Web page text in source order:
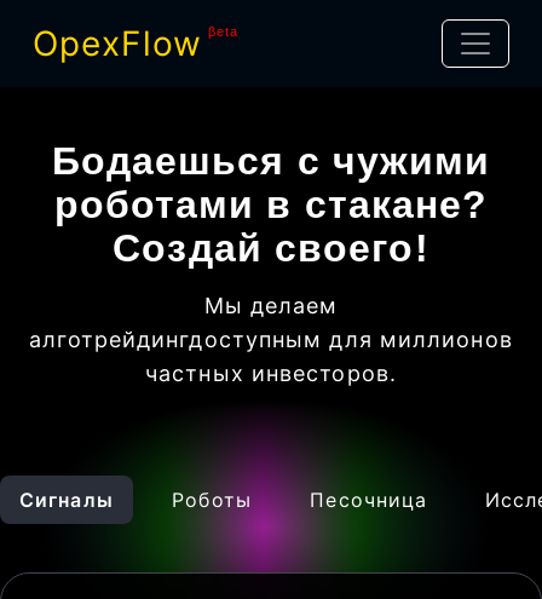
OpexFlow βeta
Бодаешься с чужими
роботами в стакане?
Создай своего!
Мы делаем
алготрейдингдоступным для миллионов
частных инвесторов.
Сигналы Роботы Песочница